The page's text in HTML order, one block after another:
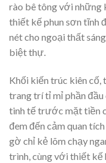
rào bê tông với những
thiết kế phun sơn tĩnh
nét cho ngoại thất
biệt thự.
Khối kiến trúc kiên
trang trí tỉ mỉ phần
tinh tế trước mặt tiền
đem đến cảm quan
gờ chỉ kẻ lõm chạy
trình, cùng với thiết kế